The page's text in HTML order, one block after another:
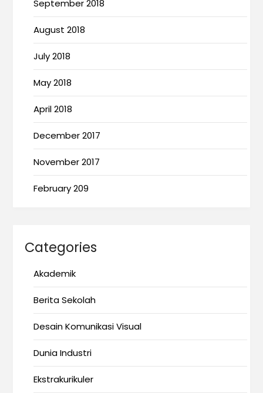
September 2018
August 2018
July 2018
May 2018
April 2018
December 2017
November 2017
February 209
Categories
Akademik
Berita Sekolah
Desain Komunikasi Visual
Dunia Industri
Ekstrakurikuler